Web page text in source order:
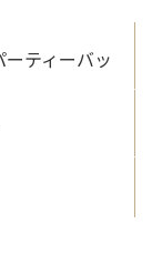
ティーバッ